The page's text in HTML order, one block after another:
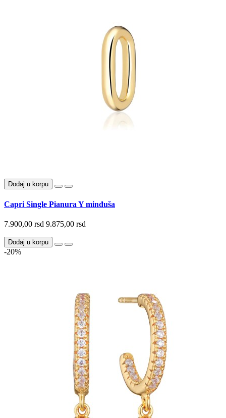
Dodaj u korpu
Capri Single Pianura Y minđuša
7.900,00 rsd 9.875,00 rsd
Dodaj u korpu
-20%